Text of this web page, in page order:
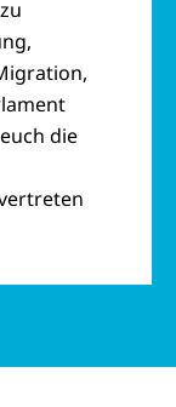
die